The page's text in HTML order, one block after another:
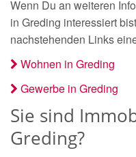
Wenn Du an weiteren
in Greding interessiert
nachstehenden Links
Wohnen in Greding
Gewerbe in Greding
Sie sind
Greding?